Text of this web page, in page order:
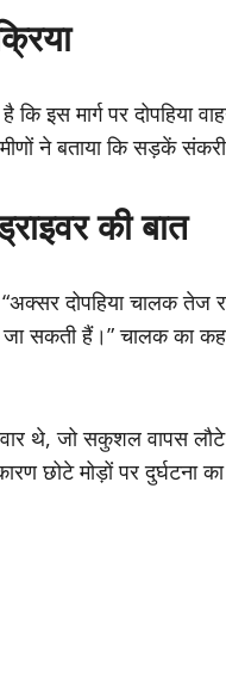
है कि इस मार्ग पर
ने बताया कि सड़कें
की बात
दोपहिया चालक तेज
सकती हैं।” चालक का
थे, जो सकुशल वापस
छोटे मोड़ों पर दुर्घटना